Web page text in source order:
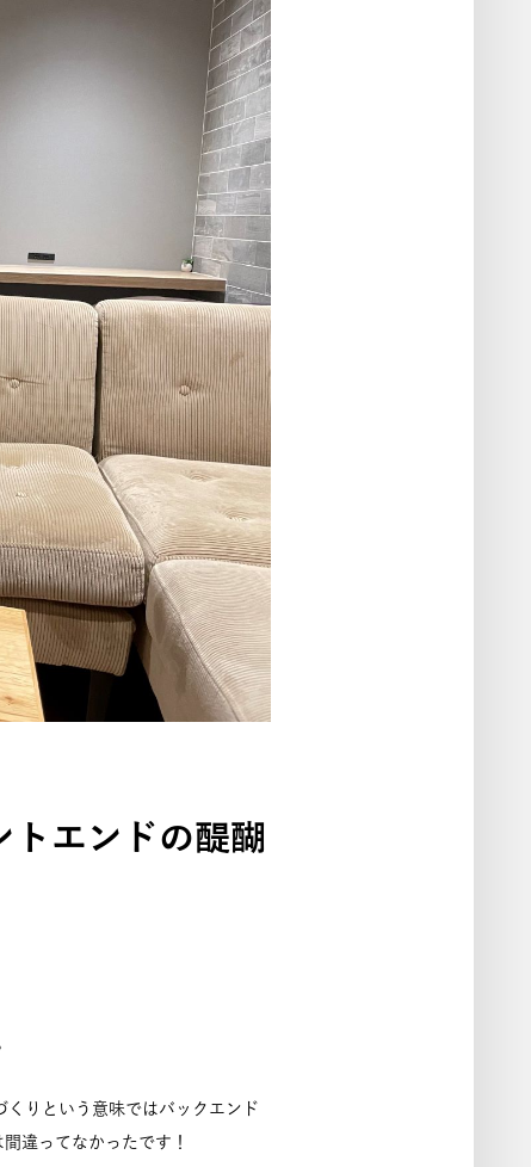
SOLVIA NOTE
エントリー
エンドの醍醐
くりという意味ではバックエンド
違ってなかったです！